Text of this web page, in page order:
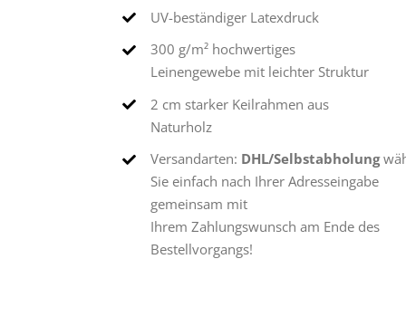
UV-beständiger Latexdruck
300 g/m² hochwertiges
Leinengewebe mit leichter Struktur
2 cm starker Keilrahmen aus
Naturholz
Versandarten: DHL/Selbstabholung
Sie einfach nach Ihrer Adresseingabe
gemeinsam mit
Ihrem Zahlungswunsch am Ende des
Bestellvorgangs!